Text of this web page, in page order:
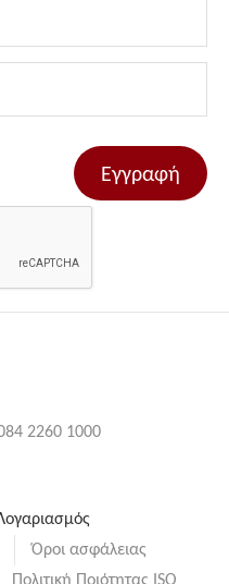
Εγγραφή
2260 1000
Όροι ασφάλειας